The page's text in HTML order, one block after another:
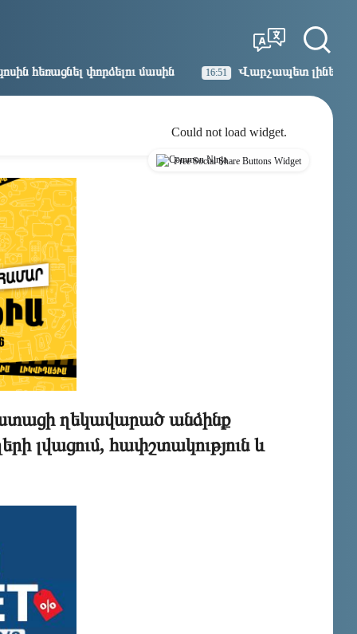
մասին 16:51 Վարչապետ լինել, չի նշանակում ինչ ուզել
Could not load widget.
Free Social Share Buttons Widget
ղեկավարած անձինք
լվացում, հափշտակություն և